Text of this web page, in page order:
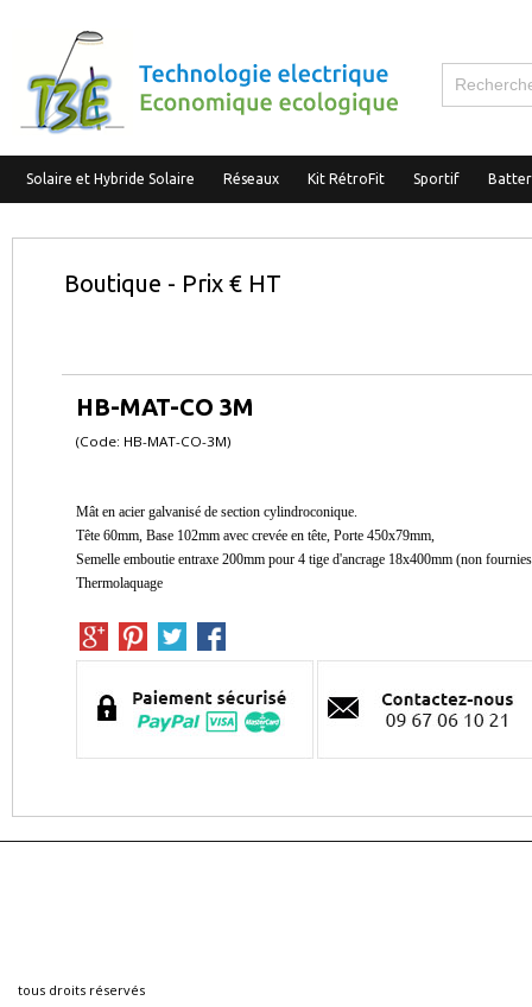
Solaire et Hybride Solaire Réseaux Kit RétroFit Sportif
Boutique - Prix € HT
HB-MAT-CO 3M
(Code: HB-MAT-CO-3M)
Mât en acier galvanisé de section cylindroconique.
Tête 60mm, Base 102mm avec crevée en tête, Porte 450x79mm,
Semelle emboutie entraxe 200mm pour 4 tige d'ancrage 18x400mm (non
Thermolaquage
tous droits réservés